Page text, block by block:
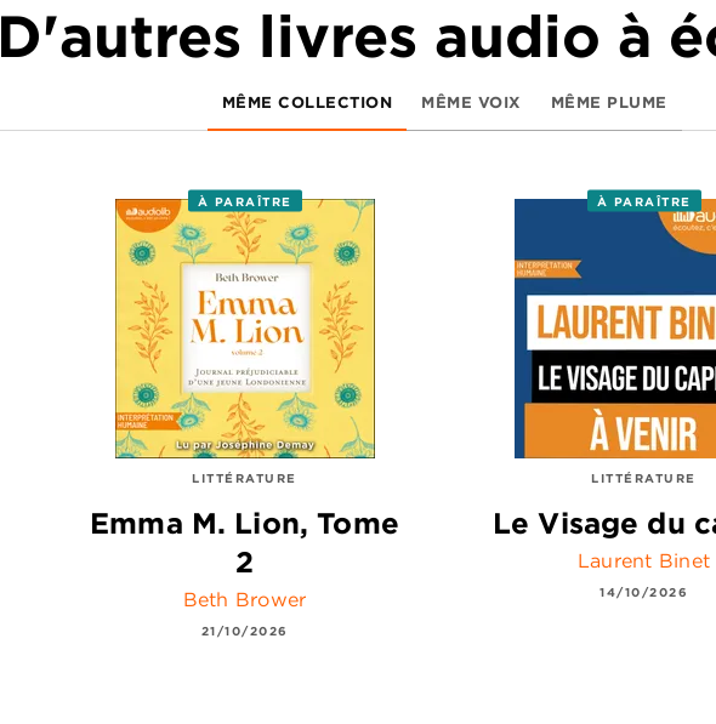
D'autres livres audio à
MÊME COLLECTION MÊME VOIX MÊME PLUME
À PARAÎTRE
LITTÉRATURE
Emma M. Lion, Tome
2
Beth Brower
21/10/2026
À PARAÎTRE
LITTÉRATURE
Le Visage du
Laurent Binet
14/10/2026